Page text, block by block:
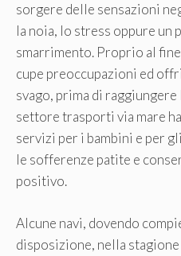
sorgere delle sensazioni
la noia, lo stress oppure un
smarrimento. Proprio al
cupe preoccupazioni ed
svago, prima di raggiungere
settore trasporti via mare
servizi per i bambini e per
le sofferenze patite e
positivo.
Alcune navi, dovendo
disposizione, nella